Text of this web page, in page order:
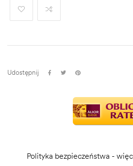
Udostępnij
Polityka bezpieczeństwa -